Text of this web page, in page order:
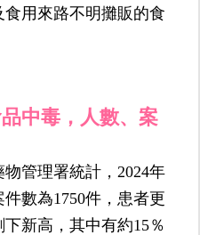
用來路不明攤販的食
中毒，人數、案
管理署統計，2024年
數為1750件，患者更
新高，其中有約15％